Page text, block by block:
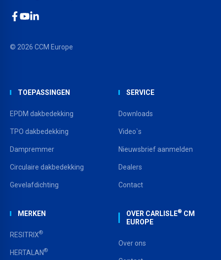
© 2026 CCM Europe
TOEPASSINGEN
EPDM dakbedekking
TPO dakbedekking
Dampremmer
Circulaire dakbedekking
Gevelafdichting
SERVICE
Downloads
Video`s
Nieuwsbrief aanmelden
Dealers
Contact
MERKEN
RESITRIX®
HERTALAN®
OVER CARLISLE® CM
EUROPE
Over ons